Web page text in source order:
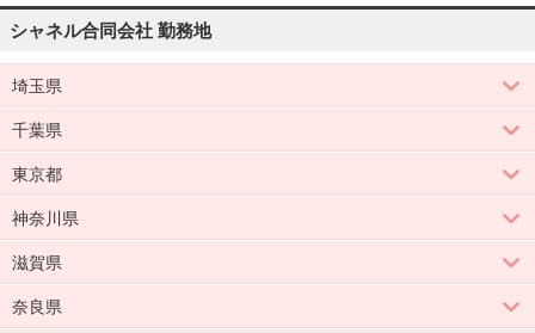
シャネル合同会社 勤務地
埼玉県
千葉県
東京都
神奈川県
滋賀県
奈良県